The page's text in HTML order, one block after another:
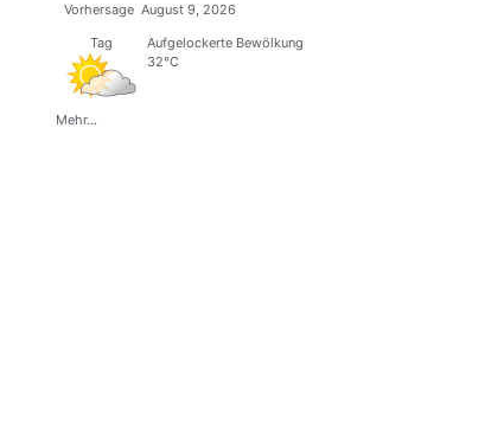
Vorhersage August 9, 2026
Tag
Aufgelockerte Bewölkung
32°C
Mehr...